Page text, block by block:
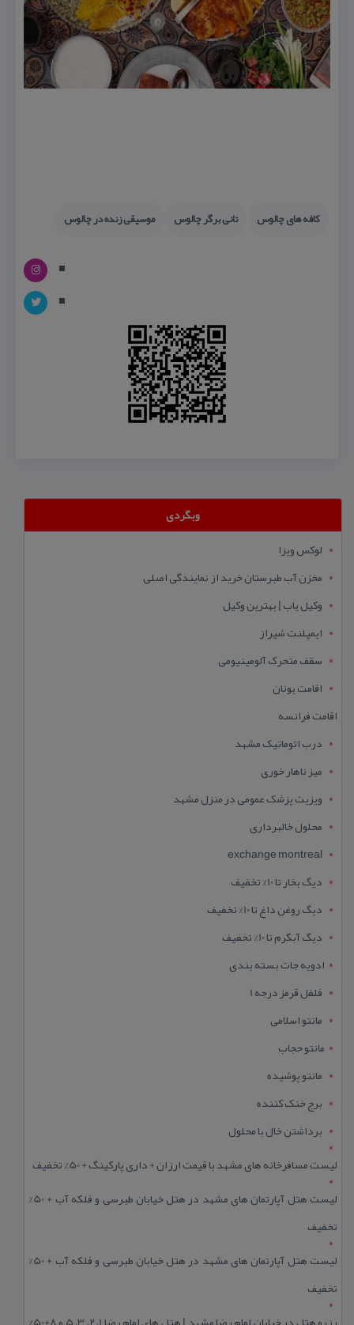
كافه های چالوس تانی برگر چالوس موسیقی زنده در چالوس
وبگردی
لوکس ویزا
مخزن آب طبرستان خرید از نمایندگی اصلی
وکیل یاب | بهترین وکیل
ایمپلنت شیراز
سقف متحرک آلومینیومی
اقامت یونان
اقامت فرانسه
درب اتوماتیک مشهد
میز ناهار خوری
ویزیت پزشک عمومی در منزل مشهد
محلول خالبرداری
exchange montreal
دیگ بخار تا 10% تخفیف
دیگ روغن داغ تا 10% تخفیف
دیگ آبگرم تا 10% تخفیف
ادویه جات بسته بندی
فلفل قرمز درجه 1
مانتو اسلامی
مانتو حجاب
مانتو پوشیده
برج خنک کننده
برداشتن خال با محلول
لیست مسافرخانه های مشهد با قیمت ارزان + داری پارکینگ + 50% تخفیف
لیست هتل آپارتمان های مشهد در هتل خیابان طبرسی و فلکه آب + 50%
تخفیف
لیست هتل آپارتمان های مشهد در هتل خیابان طبرسی و فلکه آب + 50%
تخفیف